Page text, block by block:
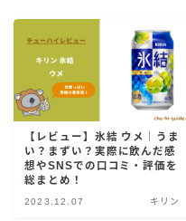
商品レビュー
キリン
氷結
氷結 無糖
氷結 ストロング
麒麟特製サワー
【レビュー】氷結 ウメ｜うま
い？まずい？実際に飲んだ感
想やSNSでの口コミ・評価を
総まとめ！
2023.12.07 キリン